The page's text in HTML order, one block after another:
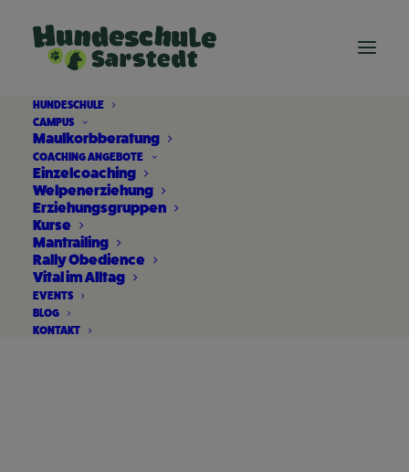
HUNDESCHULE
CAMPUS
Maulkorbberatung
COACHING ANGEBOTE
Einzelcoaching
Welpenerziehung
Erziehungsgruppen
Kurse
Mantrailing
Rally Obedience
Vital im Alltag
EVENTS
BLOG
KONTAKT
individuelle
Hundeerziehung